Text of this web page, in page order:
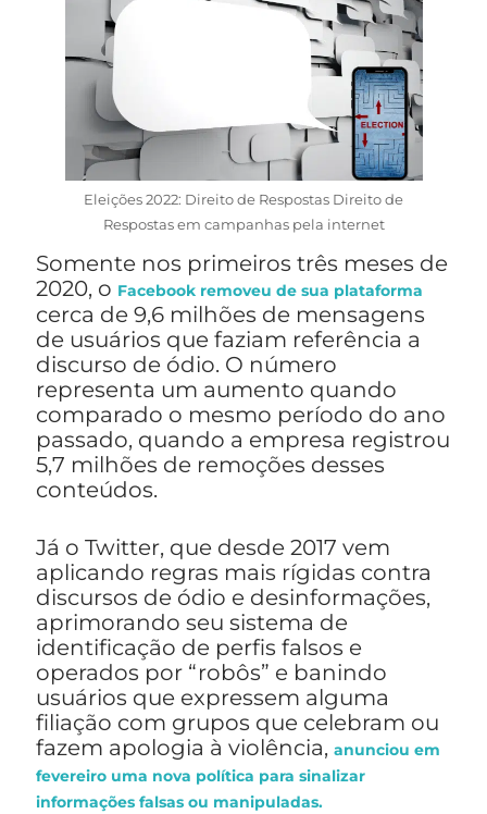
Eleições 2022: Direito de Respostas Direito de
Respostas em campanhas pela internet
Somente nos primeiros três meses de
2020, o Facebook removeu de sua plataforma
cerca de 9,6 milhões de mensagens
de usuários que faziam referência a
discurso de ódio. O número
representa um aumento quando
comparado o mesmo período do ano
passado, quando a empresa registrou
5,7 milhões de remoções desses
conteúdos.
Já o Twitter, que desde 2017 vem
aplicando regras mais rígidas contra
discursos de ódio e desinformações,
aprimorando seu sistema de
identificação de perfis falsos e
operados por “robôs” e banindo
usuários que expressem alguma
filiação com grupos que celebram ou
fazem apologia à violência, anunciou em
fevereiro uma nova política para sinalizar
informações falsas ou manipuladas.